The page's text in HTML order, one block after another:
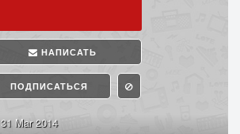
НАПИСАТЬ
ПОДПИСАТЬСЯ
31 Mar 2014